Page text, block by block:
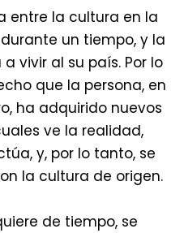
entre la cultura en la
un tiempo, y la
vivir al su país. Por lo
que la persona, en
ha adquirido nuevos
ve la realidad,
y, por lo tanto, se
la cultura de origen.
de tiempo, se